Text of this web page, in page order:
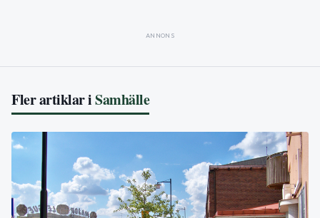
ANNONS
Fler artiklar iSamhälle